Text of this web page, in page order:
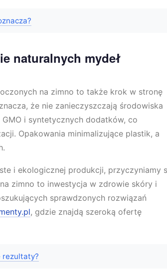
naturalnych mydeł
na zimno to także krok w stronę
że nie zanieczyszczają środowiska
i syntetycznych dodatków, co
Opakowania minimalizujące plastik, a
i ekologicznej produkcji, przyczyniamy
zimno to inwestycja w zdrowie skóry i
sprawdzonych rozwiązań
, gdzie znajdą szeroką ofertę
rezultaty?